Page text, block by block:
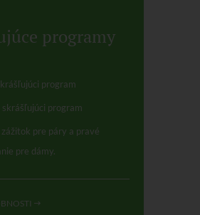
programy
program
program
pre páry a pravé
pre dámy.